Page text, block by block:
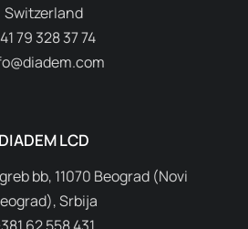
Switzerland
79 328 37 74
DIADEM LCD
bb, 11070 Beograd (Novi
Srbija